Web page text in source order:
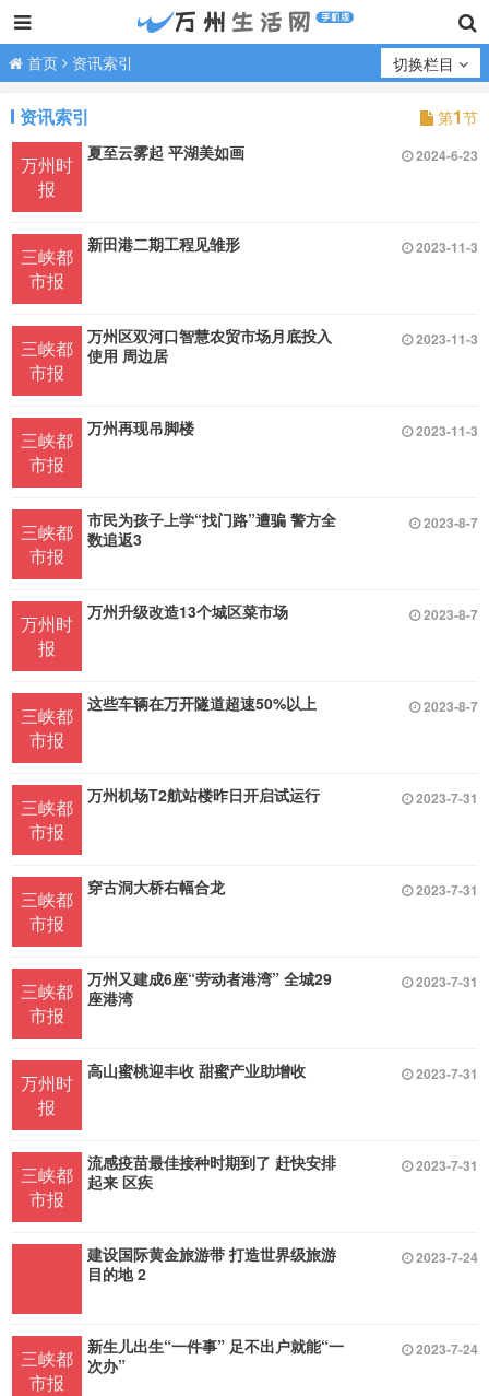
首页 资讯索引 切换栏目
资讯索引 第1节
万州时
报
夏至云雾起 平湖美如画 2024-6-23
三峡都
市报
新田港二期工程见雏形 2023-11-3
三峡都
市报
万州区双河口智慧农贸市场月底投入
使用 周边居
2023-11-3
三峡都
市报
万州再现吊脚楼 2023-11-3
三峡都
市报
市民为孩子上学“找门路”遭骗 警方全
数追返3
2023-8-7
万州时
报
万州升级改造13个城区菜市场 2023-8-7
三峡都
市报
这些车辆在万开隧道超速50%以上 2023-8-7
三峡都
市报
万州机场T2航站楼昨日开启试运行 2023-7-31
三峡都
市报
穿古洞大桥右幅合龙 2023-7-31
三峡都
市报
万州又建成6座“劳动者港湾” 全城29
座港湾
2023-7-31
万州时
报
高山蜜桃迎丰收 甜蜜产业助增收 2023-7-31
三峡都
市报
流感疫苗最佳接种时期到了 赶快安排
起来 区疾
2023-7-31
建设国际黄金旅游带 打造世界级旅游
目的地 2
2023-7-24
三峡都
市报
新生儿出生“一件事” 足不出户就能“一
次办”
2023-7-24